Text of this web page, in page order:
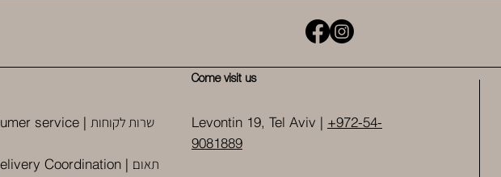
Come visit us
Levontin 19, Tel Aviv | +972-54-
9081889
service | שרות לקוחות
Coordination| תאום